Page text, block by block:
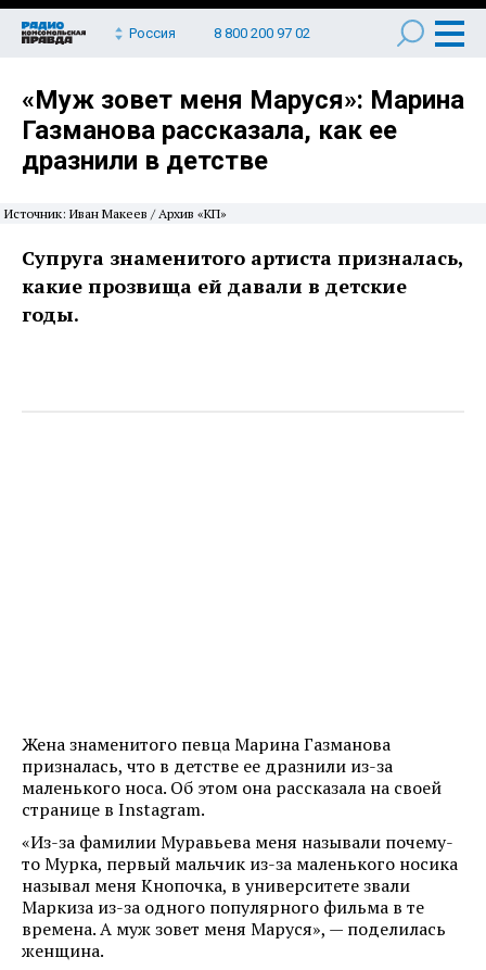
Россия 8 800 200 97 02
«Муж зовет меня Маруся»: Марина
Газманова рассказала, как ее
дразнили в детстве
Источник: Иван Макеев / Архив «КП»
Супруга знаменитого артиста призналась,
какие прозвища ей давали в детские
годы.
Жена знаменитого певца Марина Газманова
призналась, что в детстве ее дразнили из-за
маленького носа. Об этом она рассказала на своей
странице в Instagram.
«Из-за фамилии Муравьева меня называли почему-
то Мурка, первый мальчик из-за маленького носика
называл меня Кнопочка, в университете звали
Маркиза из-за одного популярного фильма в те
времена. А муж зовет меня Маруся», — поделилась
женщина.